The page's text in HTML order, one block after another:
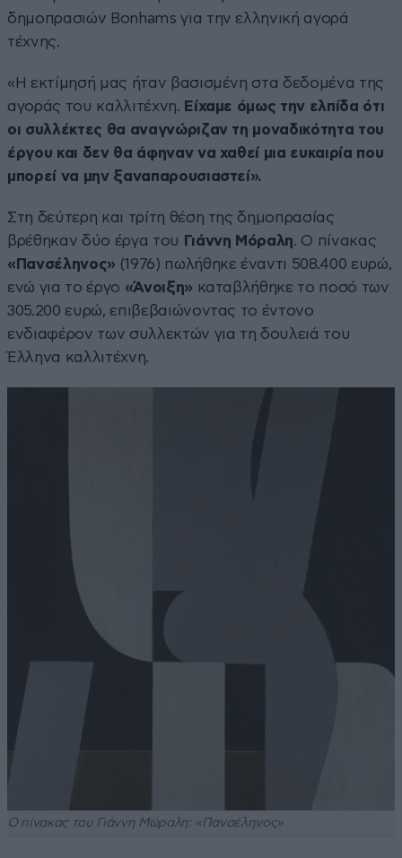
δημοπρασιών Bonhams για την ελληνική αγορά
τέχνης.
«Η εκτίμησή μας ήταν βασισμένη στα δεδομένα της
αγοράς του καλλιτέχνη. Είχαμε όμως την ελπίδα ότι
οι συλλέκτες θα αναγνώριζαν τη μοναδικότητα του
έργου και δεν θα άφηναν να χαθεί μια ευκαιρία που
μπορεί να μην ξαναπαρουσιαστεί».
Στη δεύτερη και τρίτη θέση της δημοπρασίας
βρέθηκαν δύο έργα του Γιάννη Μόραλη. Ο πίνακας
«Πανσέληνος» (1976) πωλήθηκε έναντι 508.400 ευρώ,
ενώ για το έργο «Άνοιξη» καταβλήθηκε το ποσό των
305.200 ευρώ, επιβεβαιώνοντας το έντονο
ενδιαφέρον των συλλεκτών για τη δουλειά του
Έλληνα καλλιτέχνη.
Ο πίνακας του Γιάννη Μώραλη: «Πανσέληνος»